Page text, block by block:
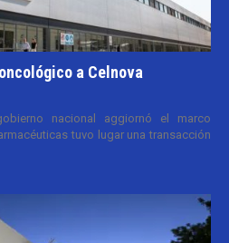
a Celnova
nacional aggiornó el marco
tuvo lugar una transacción